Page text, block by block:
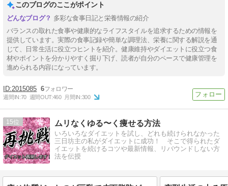
このブログのここがポイント
多彩な食事日記と栄養情報の紹介
バランスの取れた食事や健康的なライフスタイルを追求するための情報を
提供しています。実際の食事記録や簡単な調理法、栄養に関する解説を通
じて、日常生活に役立つヒントを紹介。健康維持やダイエットに役立つ食
材やポイントを分かりやすく掘り下げ、読者が自分のペースで健康管理を
進められる内容になっています。
2015085 6
週間IN:70 週間OUT:460 月間IN:300
15 ムリなくゆる〜く痩せる方法
いろいろなダイエットを試し、どれも続けられなかった
三日坊主の私がダイエットに成功！ そこで得られたダ
イエットを続けるコツや最新情報、リバウンドしない方
法を伝授